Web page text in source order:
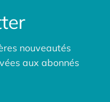
nouveautés
aux abonnés